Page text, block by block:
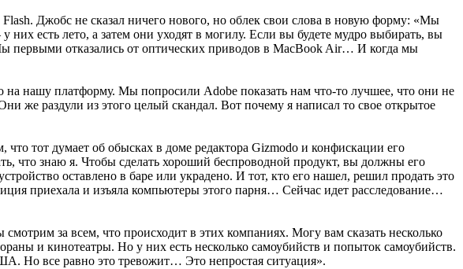
Джобс не сказал ничего нового, но облек свои слова в новую форму: «Мы
есть лето, а затем они уходят в могилу. Если вы будете мудро выбирать, вы
первыми отказались от оптических приводов в MacBook Air… И когда мы
нашу платформу. Мы попросили Adobe показать нам что-то лучшее, что они не
же раздули из этого целый скандал. Вот почему я написал то свое открытое
тот думает об обысках в доме редактора Gizmodo и конфискации его
что знаю я. Чтобы сделать хороший беспроводной продукт, вы должны его
оставлено в баре или украдено. И тот, кто его нашел, решил продать это
приехала и изъяла компьютеры этого парня… Сейчас идет расследование…
за всем, что происходит в этих компаниях. Могу вам сказать несколько
и кинотеатры. Но у них есть несколько самоубийств и попыток самоубийств.
Но все равно это тревожит… Это непростая ситуация».